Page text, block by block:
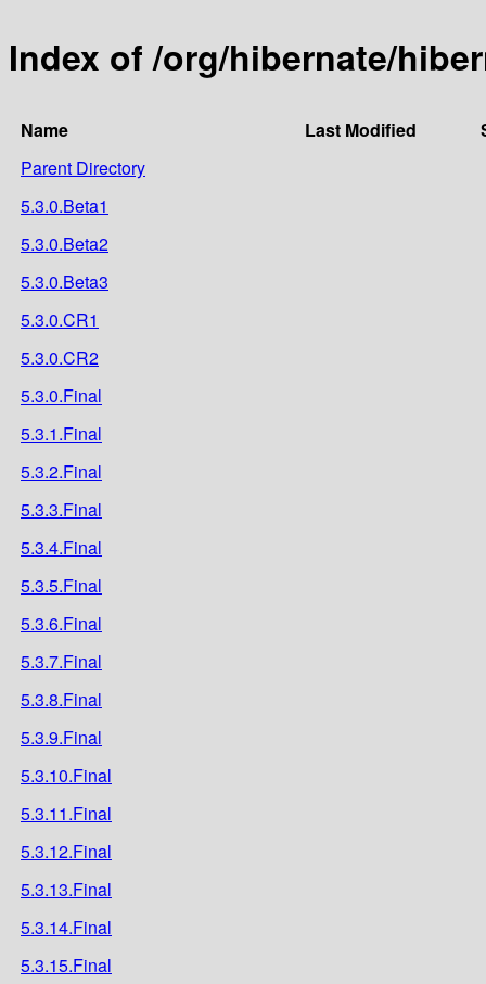
Index of /org/hibernate/
Name Last Modified
Parent Directory
5.3.0.Beta1
5.3.0.Beta2
5.3.0.Beta3
5.3.0.CR1
5.3.0.CR2
5.3.0.Final
5.3.1.Final
5.3.2.Final
5.3.3.Final
5.3.4.Final
5.3.5.Final
5.3.6.Final
5.3.7.Final
5.3.8.Final
5.3.9.Final
5.3.10.Final
5.3.11.Final
5.3.12.Final
5.3.13.Final
5.3.14.Final
5.3.15.Final